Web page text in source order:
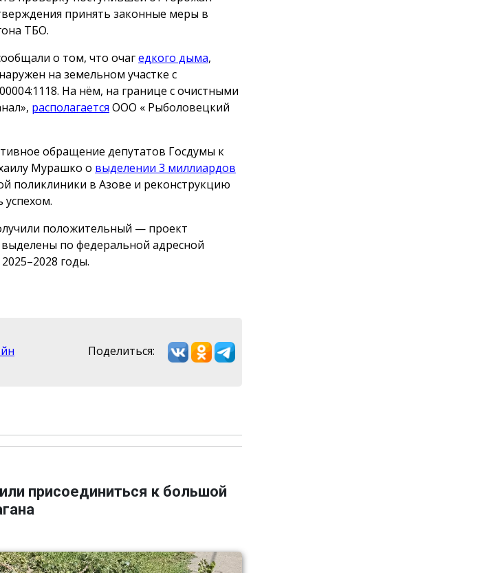
принять законные меры в
ТБО.
о том, что очагедкого дыма,
на земельном участке с
На нём, на границе с очистными
располагается ООО « Рыболовецкий
обращение депутатов Госдумы к
Мурашко о выделении 3 миллиардов
поликлиники в Азове и реконструкцию
успехом.
положительный — проект
по федеральной адресной
годы.
Поделиться:
присоединиться к большой